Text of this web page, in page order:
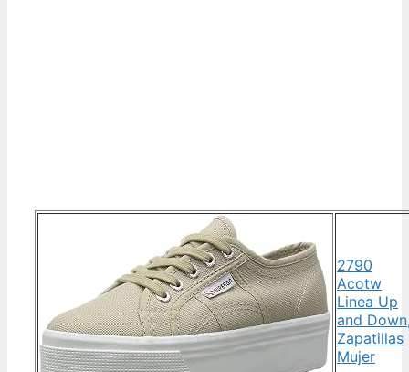
2790
Acotw
Linea Up
and
Zapatillas
Mujer